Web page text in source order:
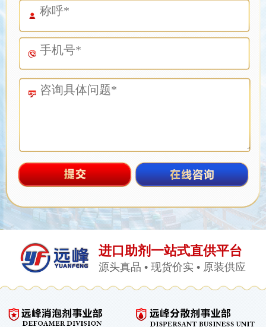
进口助剂一站式直供平台
源头真品 • 现货价实 • 原装供应